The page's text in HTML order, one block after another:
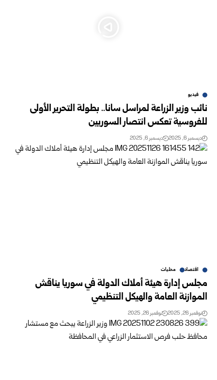
فيديو
نائب وزير الزراعة لمراسل سانا.. بطولة التحرير الأولى
للفروسية تعكس انتصار السوريين
ديسمبر 6, 2025 ديسمبر 6, 2025
اقتصاد محليات
مجلس إدارة هيئة أملاك الدولة في سوريا يناقش
الموازنة العامة والهيكل التنظيمي
نوفمبر 26, 2025 نوفمبر 26, 2025